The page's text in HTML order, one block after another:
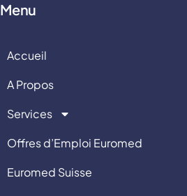
Menu
Accueil
A Propos
Services
Offres d’Emploi Euromed
Euromed Suisse